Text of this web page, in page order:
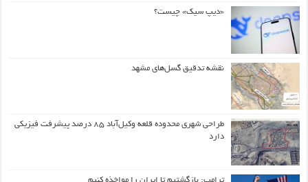
«دیپ سیک» چیست؟
نقشه تدقیق گسل‌های مشهد
طراحی شهری محدوده قلعه وکیل‌آباد ۸۵ درصد پیشرفت فیزیکی
دارد